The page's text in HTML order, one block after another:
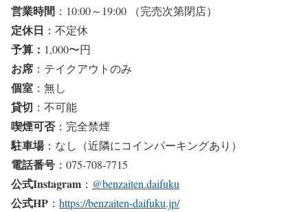
営業時間 ：10:00～19:00 （完売次第閉店）
定休日 ：不定休
予算 ： 1,000〜円
お席 ：テイクアウトのみ
個室 ：無し
貸切 ：不可能
喫煙可否：完全禁煙
駐車場：なし（近隣にコインパーキングあり）
電話番号 ：075-708-7715
公式Instagram ： @benzaiten.daifuku
公式HP ： https://benzaiten-daifuku.jp/